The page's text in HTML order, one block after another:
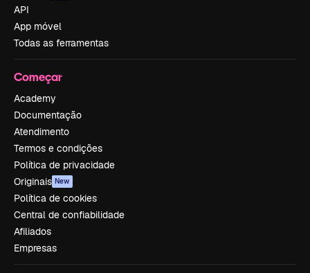
API
App móvel
Todas as ferramentas
Começar
Academy
Documentação
Atendimento
Termos e condições
Política de privacidade
Originais New
Política de cookies
Central de confiabilidade
Afiliados
Empresas